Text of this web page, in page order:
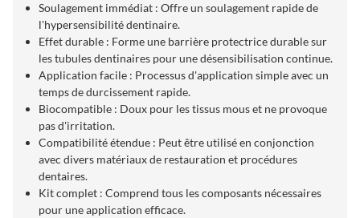
Soulagement immédiat : Offre un soulagement rapide de
l'hypersensibilité dentinaire.
Effet durable : Forme une barrière protectrice durable sur
les tubules dentinaires pour une désensibilisation continue.
Application facile : Processus d'application simple avec un
temps de durcissement rapide.
Biocompatible : Doux pour les tissus mous et ne provoque
pas d'irritation.
Compatibilité étendue : Peut être utilisé en conjonction
avec divers matériaux de restauration et procédures
dentaires.
Kit complet : Comprend tous les composants nécessaires
pour une application efficace.